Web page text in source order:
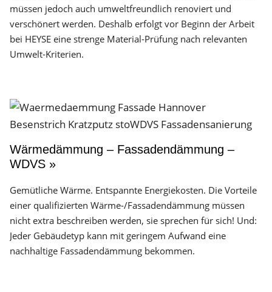
müssen jedoch auch umweltfreundlich renoviert und
verschönert werden. Deshalb erfolgt vor Beginn der Arbeit
bei HEYSE eine strenge Material-Prüfung nach relevanten
Umwelt-Kriterien.
Wärmedämmung – Fassadendämmung –
WDVS »
Gemütliche Wärme. Entspannte Energiekosten. Die Vorteile
einer qualifizierten Wärme-/Fassadendämmung müssen
nicht extra beschreiben werden, sie sprechen für sich! Und:
Jeder Gebäudetyp kann mit geringem Aufwand eine
nachhaltige Fassadendämmung bekommen.